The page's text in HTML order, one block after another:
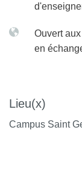
Ouvert
en
Lieu(x)
Campus Saint